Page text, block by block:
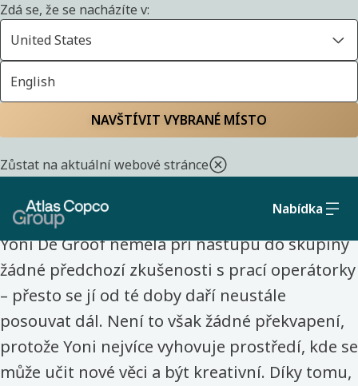
Zdá se, že se nacházíte v:
United States
English
NAVŠTÍVIT VYBRANÉ MÍSTO
Zůstat na aktuální webové stránce
Nabídka
Domů Seznamte se s naším týmem
„Nebojte se klást otázky“
Yoni De Groof neměla při nástupu do skupiny
žádné předchozí zkušenosti s prací operátorky
– přesto se jí od té doby daří neustále
posouvat dál. Není to však žádné překvapení,
protože Yoni nejvíce vyhovuje prostředí, kde se
může učit nové věci a být kreativní. Díky tomu,